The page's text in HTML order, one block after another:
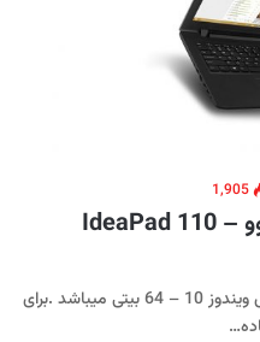
1,905
دانلود درایورهای لپ تاپ لنوو IdeaPad 110 –
.تمامی درایور های این بخش مخصوص ویندوز 10 – 64 بیتی میباشد .برای